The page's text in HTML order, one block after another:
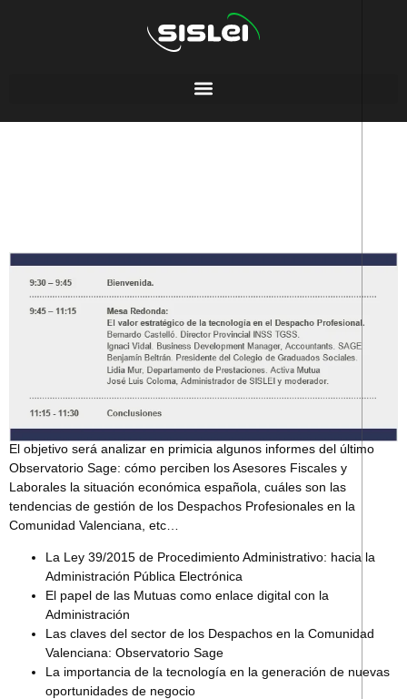
El objetivo será analizar en primicia algunos informes del último
Observatorio Sage: cómo perciben los Asesores Fiscales y
Laborales la situación económica española, cuáles son las
tendencias de gestión de los Despachos Profesionales en la
Comunidad Valenciana, etc…
La Ley 39/2015 de Procedimiento Administrativo: hacia la
Administración Pública Electrónica
El papel de las Mutuas como enlace digital con la
Administración
Las claves del sector de los Despachos en la Comunidad
Valenciana: Observatorio Sage
La importancia de la tecnología en la generación de nuevas
oportunidades de negocio